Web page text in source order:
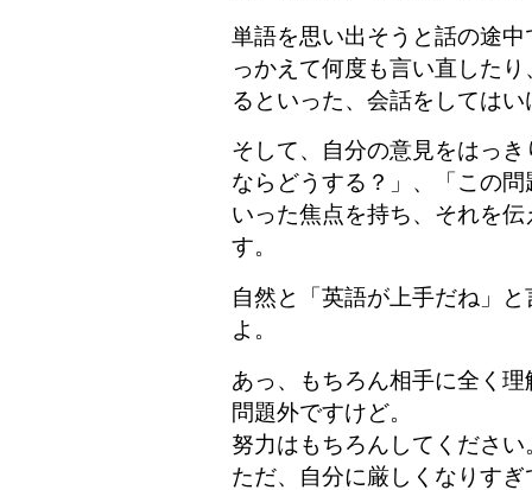
単語を思い出そうと話の途
っかえて何度も言い直した
るといった、会話をしては
そして、自分の意見をはっ
ならどうする？」、「この
いった焦点を持ち、それを
す。
自然と「英語が上手だね」
よ。
あっ、もちろん相手に全く
問題外ですけど。
努力はもちろんしてください
ただ、自分に厳しくなりす